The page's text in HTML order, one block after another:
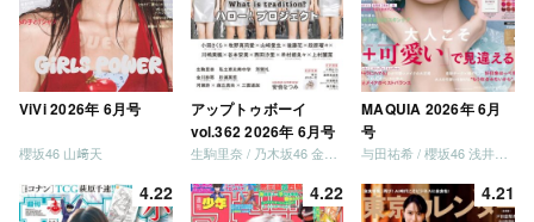
ViVi 2026年 6月号
櫻坂46 山﨑天
アップトゥボーイ
vol.362 2026年 6月号
MAQUIA 2026年 6月
号
4.22 4.22 4.21